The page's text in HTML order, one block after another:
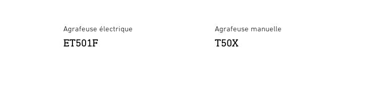
Agrafeuse électrique
ET501F
Agrafeuse manuelle
T50X